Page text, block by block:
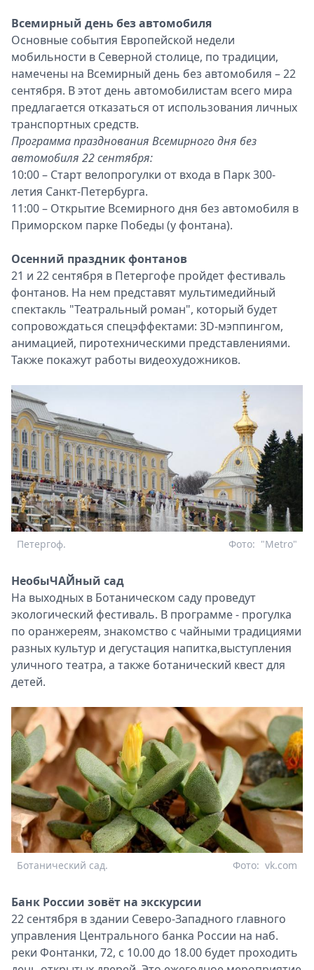
Всемирный день без автомобиля
Основные события Европейской недели
мобильности в Северной столице, по традиции,
намечены на Всемирный день без автомобиля – 22
сентября. В этот день автомобилистам всего мира
предлагается отказаться от использования личных
транспортных средств.
Программа празднования Всемирного дня без
автомобиля 22 сентября:
10:00 – Старт велопрогулки от входа в Парк 300-
летия Санкт-Петербурга.
11:00 – Открытие Всемирного дня без автомобиля в
Приморском парке Победы (у фонтана).
Осенний праздник фонтанов
21 и 22 сентября в Петергофе пройдет фестиваль
фонтанов. На нем представят мультимедийный
спектакль "Театральный роман", который будет
сопровождаться спецэффектами: 3D-мэппингом,
анимацией, пиротехническими представлениями.
Также покажут работы видеохудожников.
Петергоф. "Metro"
Фото:
НеобыЧАЙный сад
На выходных в Ботаническом саду проведут
экологический фестиваль. В программе - прогулка
по оранжереям, знакомство с чайными традициями
разных культур и дегустация напитка,выступления
уличного театра, а также ботанический квест для
детей.
Ботанический сад. vk.com
Фото:
Банк России зовёт на экскурсии
22 сентября в здании Северо-Западного главного
управления Центрального банка России на наб.
реки Фонтанки, 72, с 10.00 до 18.00 будет проходить